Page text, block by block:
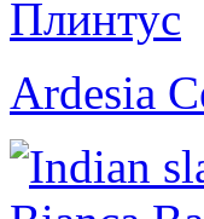
Ardesia